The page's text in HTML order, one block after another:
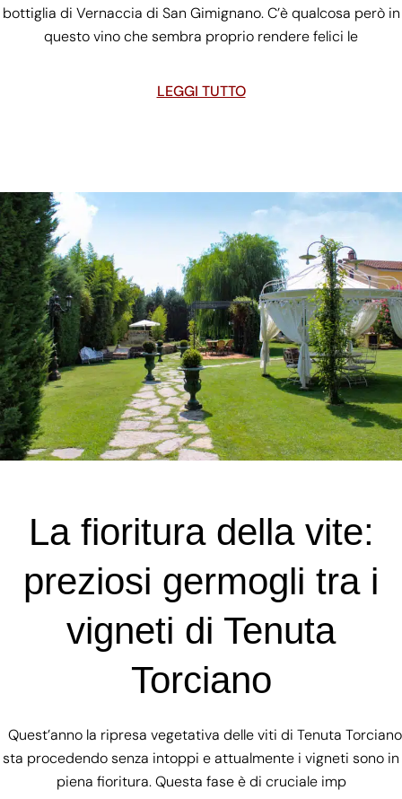
bottiglia di Vernaccia di San Gimignano. C’è qualcosa però in
questo vino che sembra proprio rendere felici le
LEGGI TUTTO
La fioritura della vite:
preziosi germogli tra i
vigneti di Tenuta
Torciano
Quest’anno la ripresa vegetativa delle viti di Tenuta Torciano
sta procedendo senza intoppi e attualmente i vigneti sono in
piena fioritura. Questa fase è di cruciale imp